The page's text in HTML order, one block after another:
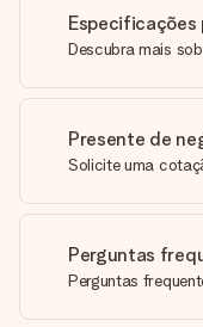
Especificações
Descubra mais
Presente de
Solicite uma
Perguntas
Perguntas